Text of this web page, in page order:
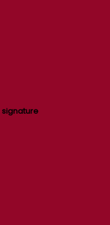
signature